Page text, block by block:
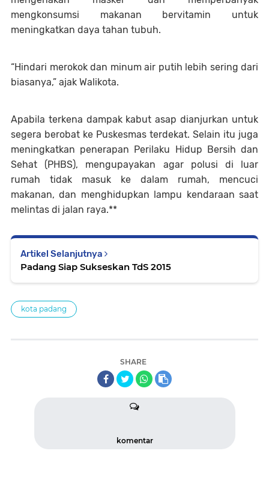
mengkonsumsi makanan bervitamin untuk
meningkatkan daya tahan tubuh.
“Hindari merokok dan minum air putih lebih sering dari
biasanya,” ajak Walikota.
Apabila terkena dampak kabut asap dianjurkan untuk
segera berobat ke Puskesmas terdekat. Selain itu juga
meningkatkan penerapan Perilaku Hidup Bersih dan
Sehat (PHBS), mengupayakan agar polusi di luar
rumah tidak masuk ke dalam rumah, mencuci
makanan, dan menghidupkan lampu kendaraan saat
melintas di jalan raya.**
Artikel Selanjutnya
Padang Siap Sukseskan TdS 2015
kota padang
SHARE
komentar